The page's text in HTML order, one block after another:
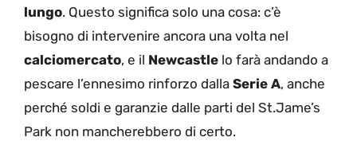
lungo. Questo significa solo una cosa: c’è
bisogno di intervenire ancora una volta nel
calciomercato, e il Newcastle lo farà andando a
pescare l’ennesimo rinforzo dalla Serie A, anche
perché soldi e garanzie dalle parti del St.Jame’s
Park non mancherebbero di certo.